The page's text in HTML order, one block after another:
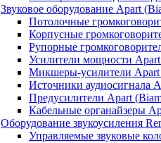
Звуковое оборудование Apart
Потолочные
Корпусные
Рупорные
Усилители мощности
Микшеры-усилители Apart
Источники аудиосигнала
Предусилители Apart
Кабельные органайзеры
Оборудование звукоусиления
Управляемые звуковые